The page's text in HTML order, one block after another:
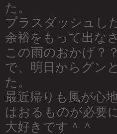
た。
プラスダッシュし
余裕をもって出な
この雨のおかげ？？
で、明日からグン
た。
最近帰りも風が心
はおるものが必要
大好きです＾＾